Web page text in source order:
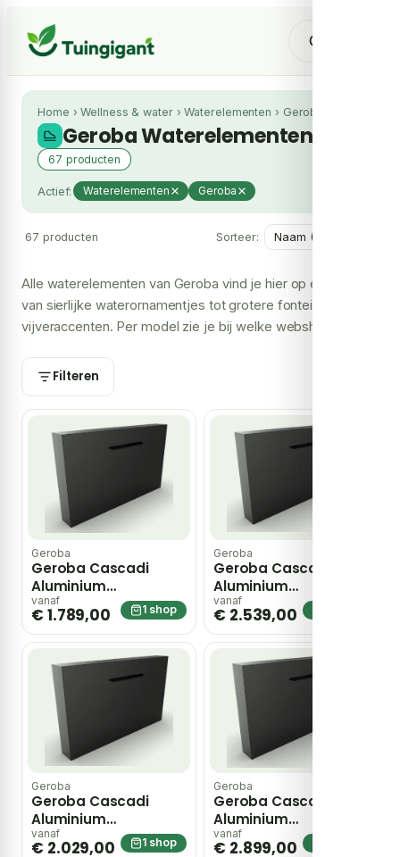
Home ›Wellness & water›Waterelementen › Geroba
Geroba Waterelementen
67 producten
Actief: Waterelementen Geroba
67 producten Sorteer:
Alle waterelementen van Geroba vind je hier op één plek,
van sierlijke waterornamentjes tot grotere fonteinen en
vijveraccenten. Per model zie je bij welke webshops het
waar jij het voordeligst terechtkan, zonder zelf meerdere
sites af te gaan.
Filteren
Geroba
Geroba Cascadi
Aluminium
Watervalelement
naast vijver 1000 x
250 x 1200 mm –
vanaf
€ 1.789,00 1 shop
Geroba
Geroba Cascadi
Aluminium
Watervalelement
naast vijver 1000 x
250 x 1600 mm –
zwart
vanaf
€ 2.539,00
Geroba
Geroba Cascadi
Aluminium
Watervalelement
vanaf
€ 2.029,00 1 shop
Geroba
Geroba Cascadi
Aluminium
Watervalelement
vanaf
€ 2.899,00